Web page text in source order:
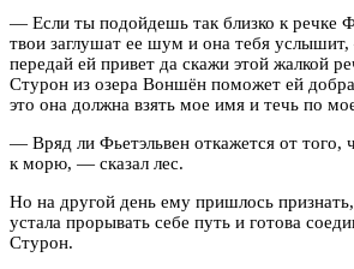
— Если ты подойдешь так близко к речке
твои заглушат ее шум и она тебя
передай ей привет да скажи этой жалкой
Стурон из озера Воншён поможет ей
это она должна взять мое имя и течь по
— Вряд ли Фьетэльвен откажется от того,
к морю, — сказал лес.
Но на другой день ему пришлось
устала прорывать себе путь и готова
Стурон.